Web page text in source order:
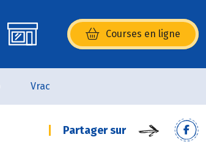
Courses en ligne
(s’ouvre dans une nouvelle
Vrac
Partager sur